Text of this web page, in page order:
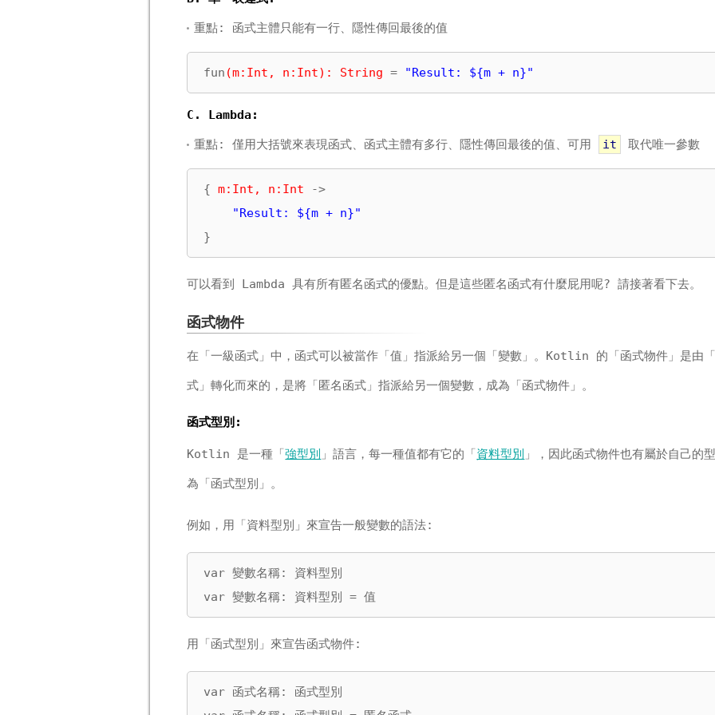
重點: 函式主體只能有一行、隱性傳回最後的值
fun (m:Int, n:Int): String = "Result: ${m + n}"
C. Lambda:
重點: 僅用大括號來表現函式、函式主體有多行、隱性傳回最後的值、可用 it 取代唯一參數
{ m:Int, n:Int ->
"Result: ${m + n}"
}
可以看到 Lambda 具有所有匿名函式的優點。但是這些匿名函式有什麼屁用呢? 請接著看下去。
函式物件
在「一級函式」中，函式可以被當作「值」指派給另一個「變數」。Kotlin 的「函式物件」是由
式」轉化而來的，是將「匿名函式」指派給另一個變數，成為「函式物件」。
函式型別:
Kotlin 是一種「強型別 」語言，每一種值都有它的「資料型別 」，因此函式物件也有屬於自己的
為「函式型別」。
例如，用「資料型別」來宣告一般變數的語法:
var 變數名稱: 資料型別
var 變數名稱: 資料型別 = 值
用「函式型別」來宣告函式物件:
var 函式名稱: 函式型別